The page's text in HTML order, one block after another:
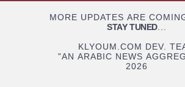
MORE UPDATES ARE
STAY TUNED...
KLYOUM.COM DEV.
"AN ARABIC NEWS
2026